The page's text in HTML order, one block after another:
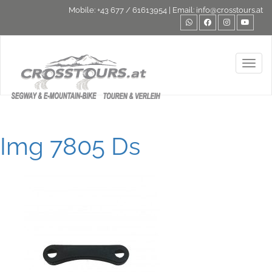
Mobile: +43 677 / 61613954 | Email: info@crosstours.at
Img 7805 Ds